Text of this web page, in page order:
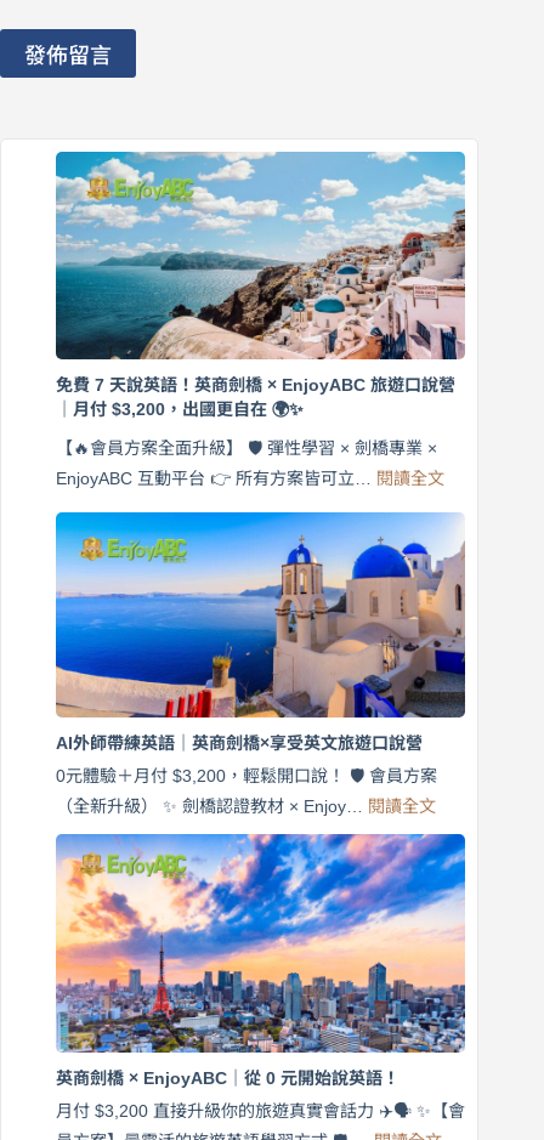
發佈留言
免費 7 天說英語！英商劍橋 × EnjoyABC 旅遊口說營
｜月付 $3,200，出國更自在 🌍✨
【🔥會員方案全面升級】 🛡️ 彈性學習 × 劍橋專業 ×
EnjoyABC 互動平台 👉 所有方案皆可立… 閱讀全文:
費
天
說
英
語！
英
商
劍
口
說
營
｜
月
$3,200，
出
國
在
AI外師帶練英語｜英商劍橋×享受英文旅遊口說營
0元體驗＋月付 $3,200，輕鬆開口說！ 🛡️ 會員方案
（全新升級） ✨ 劍橋認證教材 × Enjoy… 閱讀全文:
外
師
帶
英
｜
英
商
×
英商劍橋 × EnjoyABC｜從 0 元開始說英語！
月付 $3,200 直接升級你的旅遊真實會話力 ✈️🗣️ ✨【會
: